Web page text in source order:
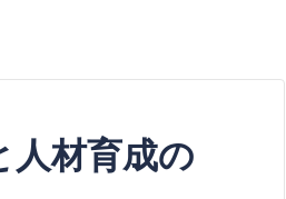
人材育成の